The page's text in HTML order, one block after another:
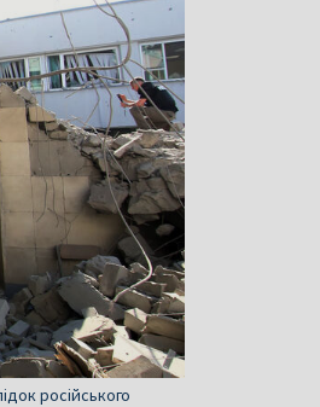
російського